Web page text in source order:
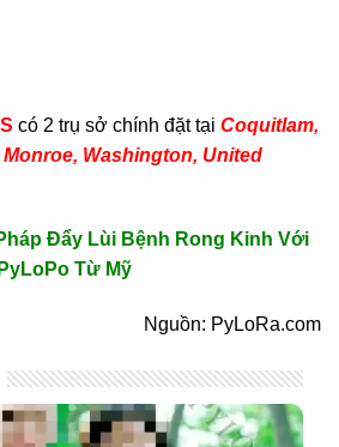
có 2 trụ sở chính đặt tại Coquitlam,
Washington, United
Đẩy Lùi Bệnh Rong Kinh Với
Từ Mỹ
Nguồn: PyLoRa.com